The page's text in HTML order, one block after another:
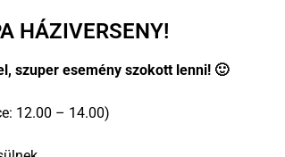
HÁZIVERSENY!
szuper esemény szokott lenni! 🙂
12.00 – 14.00)